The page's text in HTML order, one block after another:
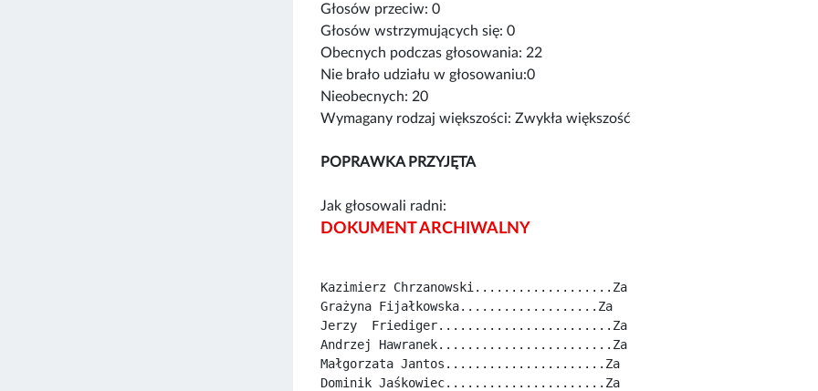
Głosów przeciw: 0
Głosów wstrzymujących się: 0
Obecnych podczas głosowania: 22
Nie brało udziału w głosowaniu:0
Nieobecnych: 20
Wymagany rodzaj większości: Zwykła większość
POPRAWKA PRZYJĘTA
Jak głosowali radni:
DOKUMENT ARCHIWALNY
Kazimierz Chrzanowski...................Za
Grażyna Fijałkowska...................Za
Jerzy  Friediger........................Za
Andrzej Hawranek........................Za
Małgorzata Jantos......................Za
Dominik Jaśkowiec......................Za